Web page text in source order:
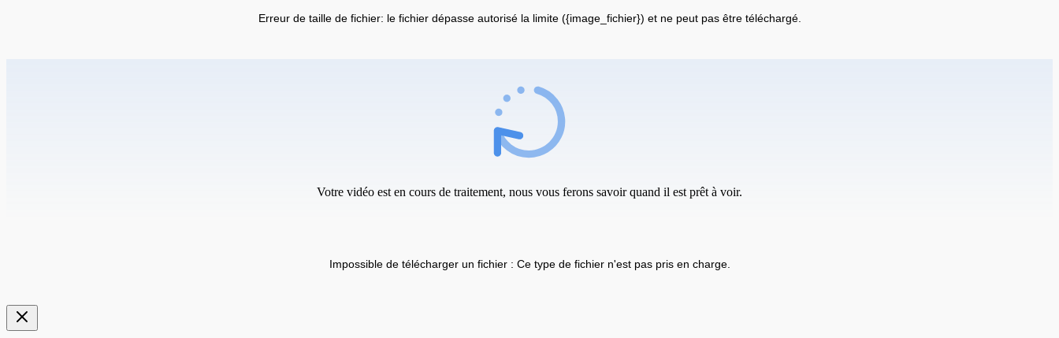
Erreur de taille de fichier: le fichier dépasse autorisé la limite ({image_fichier}) et ne peut pas être téléchargé.
Votre vidéo est en cours de traitement, nous vous ferons savoir quand il est prêt à voir.
Impossible de télécharger un fichier : Ce type de fichier n'est pas pris en charge.